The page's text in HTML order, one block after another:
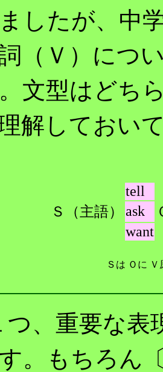
したが、中
（Ｖ）につ
文型はどち
解しておい
tell
Ｓ（主語）
ask
want
Ｓは Ｏに Ｖ
、 重要な表
。もちろん